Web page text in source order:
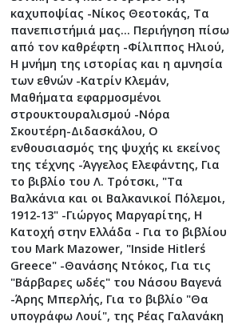
καχυποψίας -Νίκος Θεοτοκάς, Τα
πανεπιστήμιά μας... Περιήγηση πίσω
από τον καθρέφτη -Φίλιππος Ηλιού,
Η μνήμη της ιστορίας και η αμνησία
των εθνών -Κατρίν Κλεμάν,
Μαθήματα εφαρμοσμένοι
στρουκτουραλισμού -Νόρα
Σκουτέρη-Διδασκάλου, Ο
ενθουσιασμός της ψυχής κι εκείνος
της τέχνης -Άγγελος Ελεφάντης, Για
το βιβλίο του Λ. Τρότσκι, "Τα
Βαλκάνια και οι Βαλκανικοί Πόλεμοι,
1912-13" -Γιώργος Μαργαρίτης, Η
Κατοχή στην Ελλάδα - Για το βιβλίου
του Mark Mazower, "Inside Hitler΄s
Greece" -Θανάσης Ντόκος, Για τις
"Βάρβαρες ωδές" του Νάσου Βαγενά
-Άρης Μπερλής, Για το βιβλίο "Θα
υπογράφω Λουί", της Ρέας Γαλανάκη